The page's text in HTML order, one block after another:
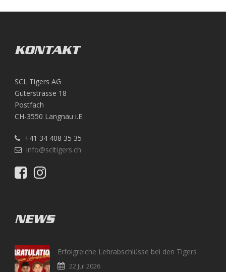
KONTAKT
SCL Tigers AG
Güterstrasse 18
Postfach
CH-3550 Langnau i.E.
+41 34 408 35 35
info@scltigers.ch
NEWS
Erfolgreiche Lehrabschlüsse bei den Tigers
22 Jul 2026